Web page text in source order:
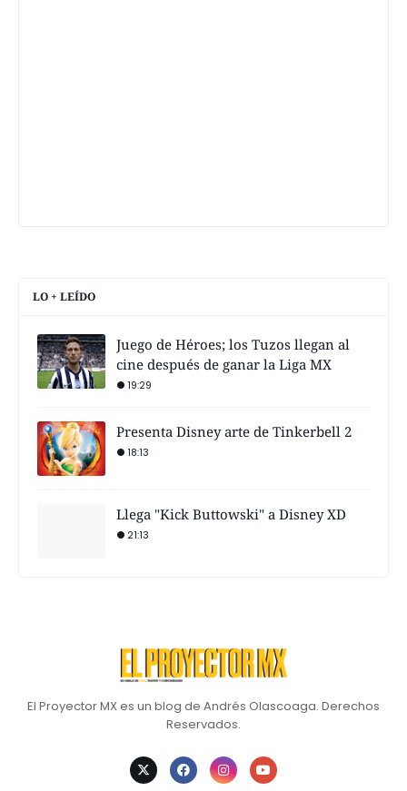
LO + LEÍDO
Juego de Héroes; los Tuzos llegan al
cine después de ganar la Liga MX
19:29
Presenta Disney arte de Tinkerbell 2
18:13
Llega "Kick Buttowski" a Disney XD
21:13
El Proyector MX es un blog de Andrés Olascoaga. Derechos
Reservados.